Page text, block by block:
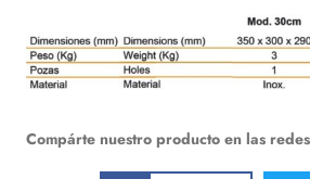
Compárte nuestro producto en las